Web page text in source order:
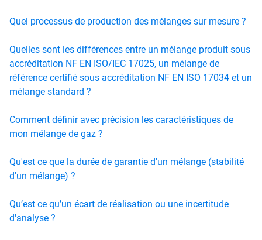
Quel processus de production des mélanges sur mesure ?
Quelles sont les différences entre un mélange produit sous
accréditation NF EN ISO/IEC 17025, un mélange de
référence certifié sous accréditation NF EN ISO 17034 et un
mélange standard ?
Comment définir avec précision les caractéristiques de
mon mélange de gaz ?
Qu'est ce que la durée de garantie d'un mélange (stabilité
d'un mélange) ?
Qu’est ce qu’un écart de réalisation ou une incertitude
d'analyse ?